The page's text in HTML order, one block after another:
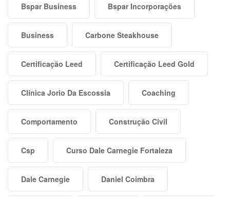
Bspar Business Bspar Incorporações
Business Carbone Steakhouse
Certificação Leed Certificação Leed Gold
Clínica Jorio Da Escossia Coaching
Comportamento Construção Civil
Csp Curso Dale Carnegie Fortaleza
Dale Carnegie Daniel Coimbra